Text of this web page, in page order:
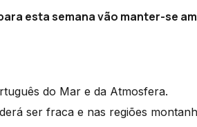
esta semana vão manter-se
do Mar e da Atmosfera.
ser fraca e nas regiões